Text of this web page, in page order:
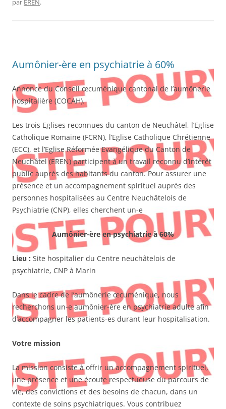
par EREN.
Aumônier-ère en psychiatrie à 60%
Annonce du Conseil œcuménique cantonal de l’aumônerie
hospitalière (COCAH).
Les trois Eglises reconnues du canton de Neuchâtel, l’Eglise
Catholique Romaine (FCRN), l’Eglise Catholique Chrétienne
(ECC), et l’Eglise Réformée Evangélique du Canton de
Neuchâtel (EREN) participent à un travail reconnu d’intérêt
public auprès des habitants du canton. Pour assurer une
présence et un accompagnement spirituel auprès des
personnes hospitalisées au Centre Neuchâtelois de
Psychiatrie (CNP), elles cherchent un-e
Aumônier-ère en psychiatrie à 60%
Lieu : Site hospitalier du Centre neuchâtelois de
psychiatrie, CNP à Marin
Dans le cadre de l’aumônerie œcuménique, nous
recherchons un-e aumônier-ère en psychiatrie adulte afin
d’accompagner les patients-es durant leur hospitalisation.
Votre mission
La mission consiste à offrir un accompagnement spirituel,
une présence et une écoute respectueuse du parcours de
vie, des convictions et des besoins de chacun, dans un
contexte de soins psychiatriques. Vous contribuez